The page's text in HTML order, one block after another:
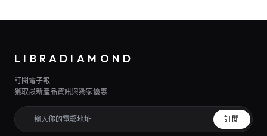
LIBRADIAMOND
訂閱電子報
獲取最新產品資訊與獨家優惠
訂閱